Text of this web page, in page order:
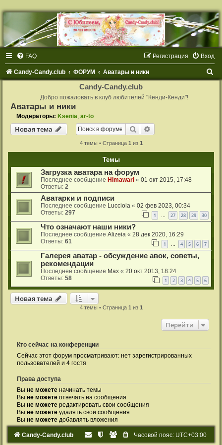
FAQ Вход
Регистрация
Candy-Candy.club ФОРУМ Аватары и ники
Candy-Candy.club
Добро пожаловать в клуб любителей "Кенди-Кенди"!
Аватары и ники
Модераторы: Ksenia, ar-to
Новая тема Поиск
4 темы • Страница 1 из 1
Темы
Загрузка аватара на форум
Последнее сообщение Himawari « 01 окт 2015, 17:48
Ответы: 2
Аватарки и подписи
Последнее сообщение Lucciola « 02 фев 2023, 00:34
Ответы: 297 1 … 27 28 29 30
Что означают наши ники?
Последнее сообщение Alizeia « 28 дек 2020, 16:29
Ответы: 61 1 4 5 6 7
Галерея аватар - обсуждение авок, советы,
рекомендации
Последнее сообщение Max « 20 окт 2013, 18:24
Ответы: 58 1 2 3 4 5 6
Новая тема
4 темы • Страница 1 из 1
Перейти
Кто сейчас на конференции
Сейчас этот форум просматривают: нет зарегистрированных
пользователей и 4 гостя
Права доступа
Вы не можете начинать темы
Вы не можете отвечать на сообщения
Вы не можете редактировать свои сообщения
Вы не можете удалять свои сообщения
Вы не можете добавлять вложения
Candy-Candy.club Часовой пояс: UTC+03:00